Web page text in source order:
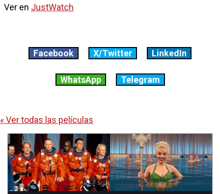
Ver en JustWatch
Facebook X/Twitter LinkedIn
WhatsApp Telegram
« Ver todas las películas